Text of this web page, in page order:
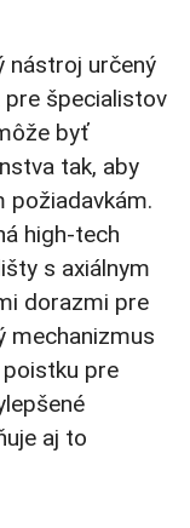
nástroj určený
pre špecialistov
byť
tak, aby
požiadavkám.
high-tech
s axiálnym
dorazmi pre
mechanizmus
pre
aj to